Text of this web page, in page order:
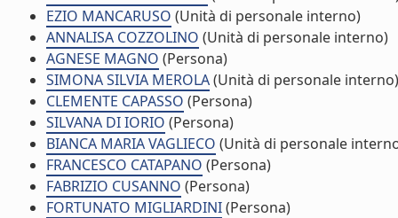
EZIO MANCARUSO (Unità di personale interno)
ANNALISA COZZOLINO (Unità di personale interno)
AGNESE MAGNO (Persona)
SIMONA SILVIA MEROLA(Unità di personale interno)
CLEMENTE CAPASSO (Persona)
SILVANA DI IORIO (Persona)
BIANCA MARIA VAGLIECO (Unità di personale
FRANCESCO CATAPANO (Persona)
FABRIZIO CUSANNO (Persona)
FORTUNATO MIGLIARDINI(Persona)